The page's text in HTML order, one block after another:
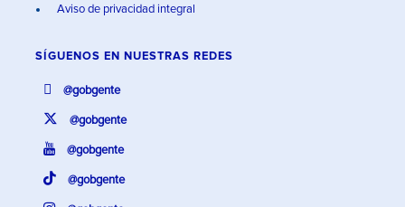
Aviso de privacidad integral
SÍGUENOS EN NUESTRAS REDES
@gobgente
@gobgente
@gobgente
@gobgente